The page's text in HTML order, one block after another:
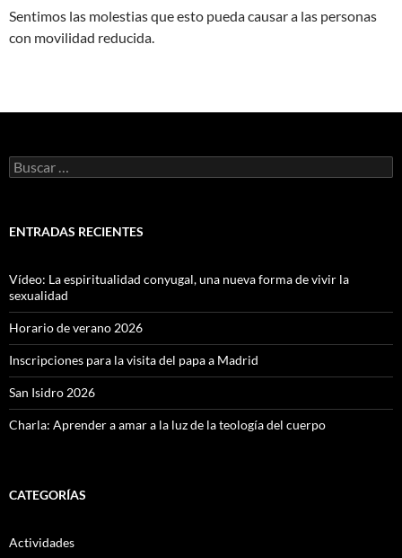
Sentimos las molestias que esto pueda causar a las personas
con movilidad reducida.
Buscar:
ENTRADAS RECIENTES
Vídeo: La espiritualidad conyugal, una nueva forma de vivir la
sexualidad
Horario de verano 2026
Inscripciones para la visita del papa a Madrid
San Isidro 2026
Charla: Aprender a amar a la luz de la teología del cuerpo
CATEGORÍAS
Actividades